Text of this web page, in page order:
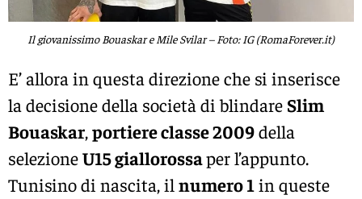
Il giovanissimo Bouaskar e Mile Svilar – Foto: IG (RomaForever.it)
E’ allora in questa direzione che si inserisce
la decisione della società di blindare Slim
Bouaskar,portiere classe 2009della
selezioneU15 giallorossaper l’appunto.
Tunisino di nascita, il numero 1in queste